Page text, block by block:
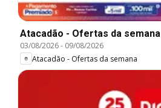
Atacadão - Ofertas da semana
03/08/2026- 09/08/2026
Atacadão - Ofertas da semana